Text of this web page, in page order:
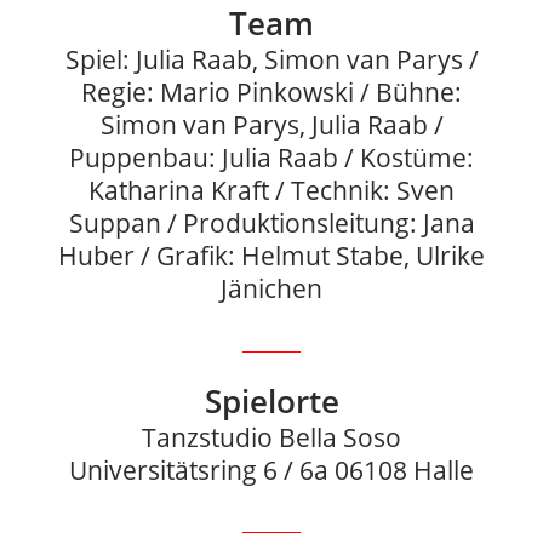
Team
Spiel: Julia Raab, Simon van Parys /
Regie: Mario Pinkowski / Bühne:
Simon van Parys, Julia Raab /
Puppenbau: Julia Raab / Kostüme:
Katharina Kraft / Technik: Sven
Suppan / Produktionsleitung: Jana
Huber / Grafik: Helmut Stabe, Ulrike
Jänichen
Spielorte
Tanzstudio Bella Soso
Universitätsring 6 / 6a 06108 Halle